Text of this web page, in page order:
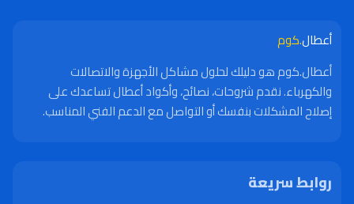
أعطال.كوم
أعطال.كوم هو دليلك لحلول مشاكل الأجهزة والاتصالات
والكهرباء. نقدم شروحات، نصائح، وأكواد أعطال تساعدك على
إصلاح المشكلات بنفسك أو التواصل مع الدعم الفني المناسب.
روابط سريعة